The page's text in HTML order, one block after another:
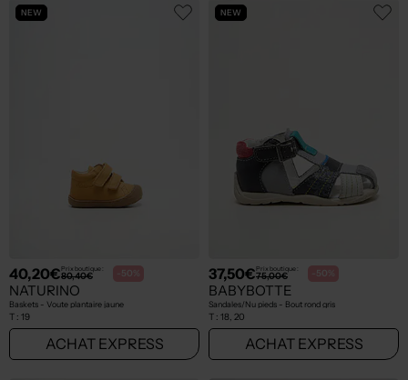
NEW
40,20€Prix boutique :
80,40€ -50%
NATURINO
Baskets - Voute plantaire jaune
T : 19
ACHAT EXPRESS
NEW
37,50€Prix boutique :
75,00€ -50%
BABYBOTTE
Sandales/Nu pieds - Bout rond gris
T : 18, 20
ACHAT EXPRESS